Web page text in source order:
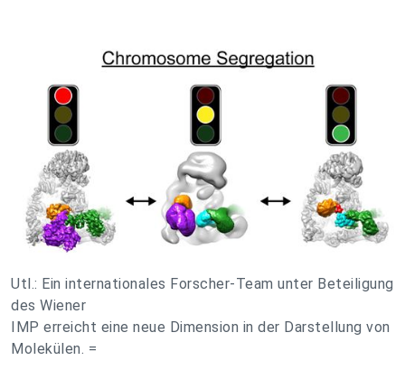
Utl.: Ein internationales Forscher-Team unter Beteiligung
des Wiener
IMP erreicht eine neue Dimension in der Darstellung von
Molekülen. =